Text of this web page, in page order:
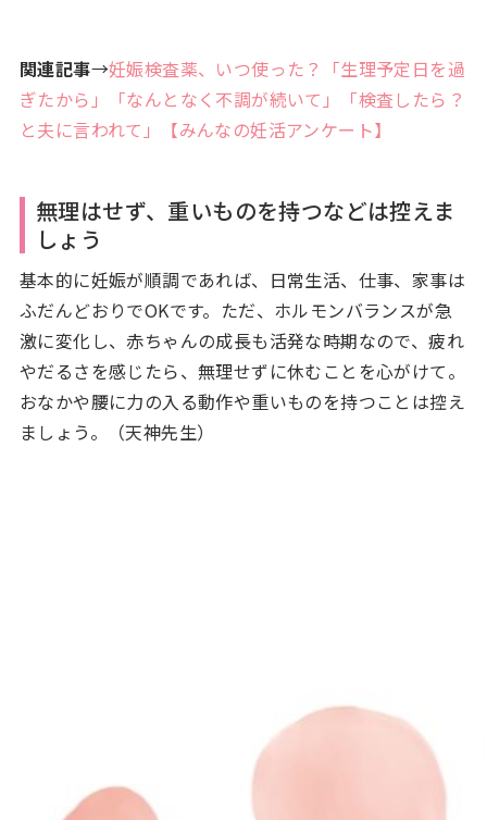
関連記事→妊娠検査薬、いつ使った？「生理予定日を過
ぎたから」「なんとなく不調が続いて」「検査したら？
と夫に言われて」【みんなの妊活アンケート】
無理はせず、重いものを持つなどは控えま
しょう
基本的に妊娠が順調であれば、日常生活、仕事、家事は
ふだんどおりでOKです。ただ、ホルモンバランスが急
激に変化し、赤ちゃんの成長も活発な時期なので、疲れ
やだるさを感じたら、無理せずに休むことを心がけて。
おなかや腰に力の入る動作や重いものを持つことは控え
ましょう。（天神先生）